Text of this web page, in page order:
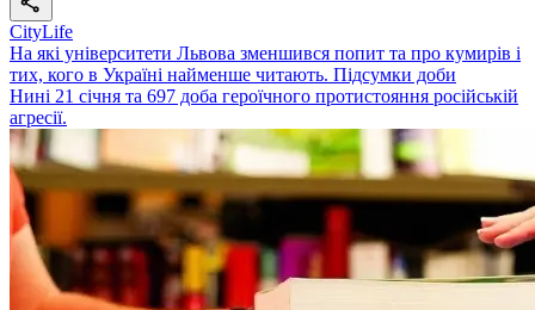
CityLife
На які університети Львова зменшився попит та про кумирів і
тих, кого в Україні найменше читають. Підсумки доби
Нині 21 січня та 697 доба героїчного протистояння російській
агресії.